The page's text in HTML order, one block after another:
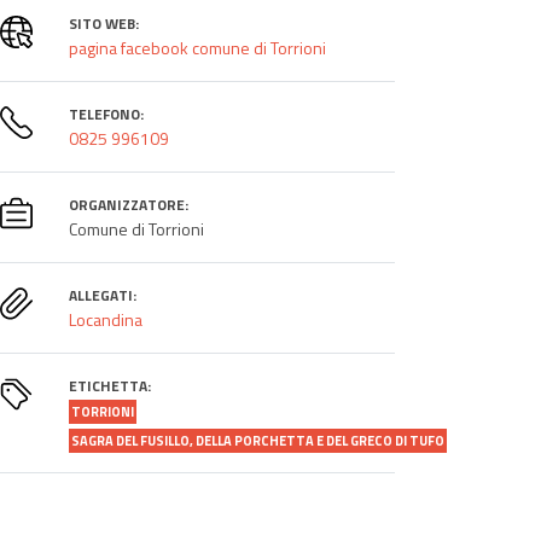
SITO WEB:
pagina facebook comune di Torrioni
TELEFONO:
0825 996109
ORGANIZZATORE:
Comune di Torrioni
ALLEGATI:
Locandina
ETICHETTA:
TORRIONI
SAGRA DEL FUSILLO, DELLA PORCHETTA E DEL GRECO DI TUFO